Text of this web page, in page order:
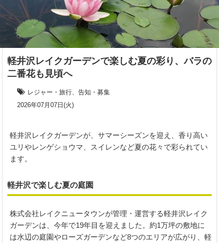
軽井沢レイクガーデンで楽しむ夏の彩り、バラの
二番花も見頃へ
レジャー・旅行、告知・募集
2026年07月07日(火)
軽井沢レイクガーデンが、サマーシーズンを迎え、香り高い
ユリやレンゲショウマ、スイレンなど夏の花々で彩られてい
ます。
軽井沢で楽しむ夏の庭園
株式会社レイクニュータウンが管理・運営する軽井沢レイク
ガーデンは、今年で19年目を迎えました。約1万坪の敷地に
は水辺の庭園やローズガーデンなど8つのエリアが広がり、軽